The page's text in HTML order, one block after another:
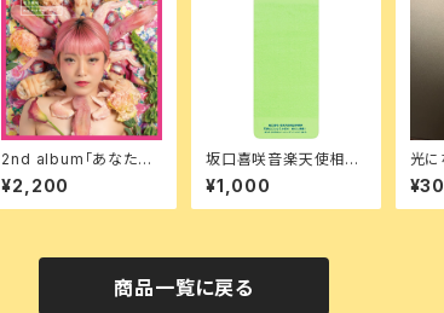
2nd album「あなたは
やさしかった」
¥2,200
坂口喜咲音楽天使相談
事務所タオル
¥1,000
光に
いに
商品一覧に戻る